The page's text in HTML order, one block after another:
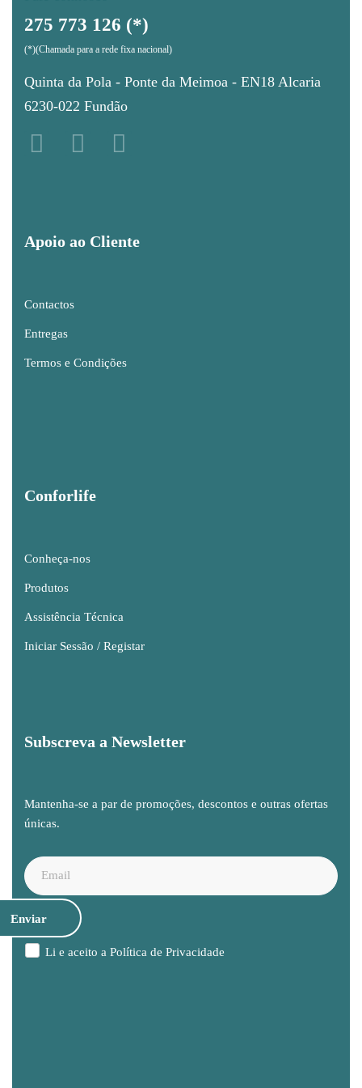
275 773 126 (*)
(*)(Chamada para a rede fixa nacional)
Quinta da Pola - Ponte da Meimoa - EN18 Alcaria
6230-022 Fundão
Apoio ao Cliente
Contactos
Entregas
Termos e Condições
Conforlife
Conheça-nos
Produtos
Assistência Técnica
Iniciar Sessão / Registar
Subscreva a Newsletter
Mantenha-se a par de promoções, descontos e outras ofertas
únicas.
Li e aceito a Política de Privacidade